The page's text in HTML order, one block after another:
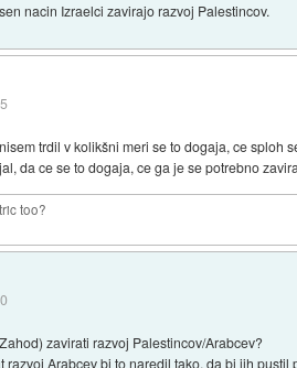
nacin Izraelci zavirajo razvoj Palestincov.
trdil v kolikšni meri se to dogaja, ce
da ce se to dogaja, ce ga je se potrebno
too?
zavirati razvoj Palestincov/Arabcev?
razvoj Arabcev bi to naredil tako, da bi jih